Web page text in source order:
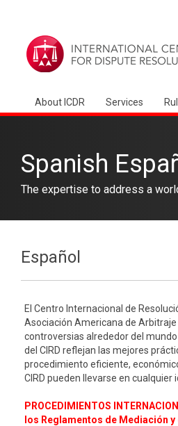
About ICDR Services
Spanish
The expertise to address a
Español
El Centro Internacional de
Asociación Americana de Arbitraje
controversias alrededor del
del CIRD reflejan las mejores
procedimiento eficiente,
CIRD pueden llevarse en cualquier
PROCEDIMIENTOS
los Reglamentos de Mediación